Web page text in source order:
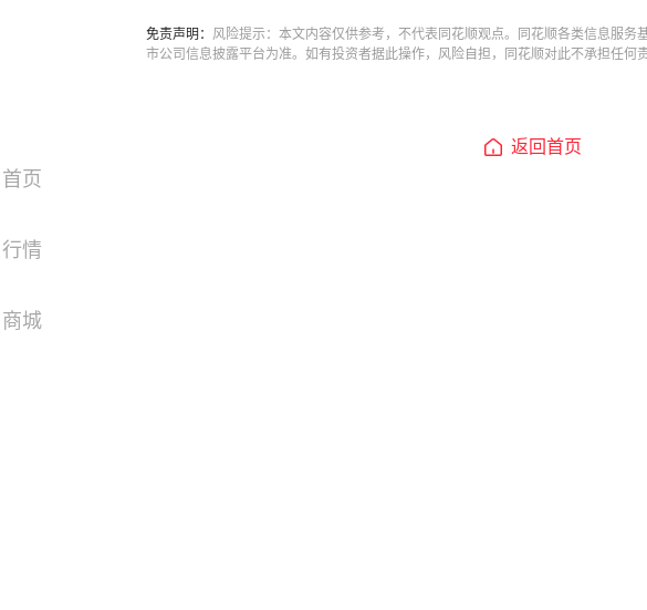
首页
行情
商城
免责声明： 风险提示：本文内容仅供参考，不代表同花顺观点。同花顺各类信息服务
市公司信息披露平台为准。如有投资者据此操作，风险自担，同花顺对此不承担任何责
返回首页